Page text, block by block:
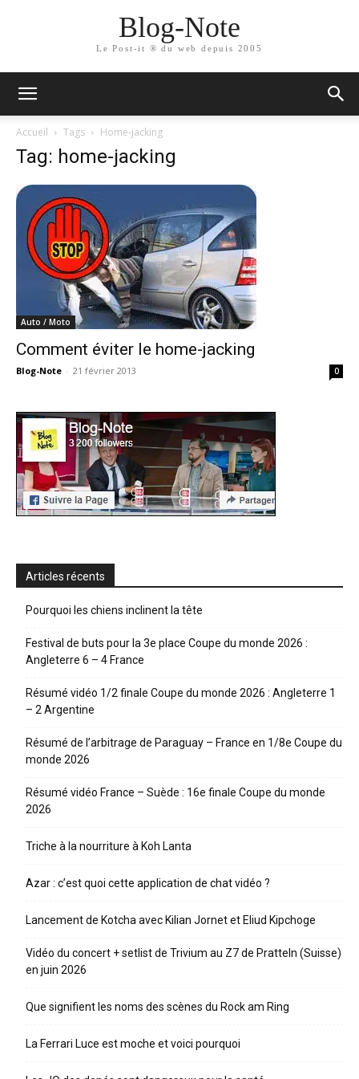
Blog-Note
Le Post-it ® du web depuis 2005
Accueil Tags Home-jacking
Tag: home-jacking
Auto / Moto
Comment éviter le home-jacking
Blog-Note - 21 février 2013 0
Articles récents
Pourquoi les chiens inclinent la tête
Festival de buts pour la 3e place Coupe du monde 2026 :
Angleterre 6 – 4 France
Résumé vidéo 1/2 finale Coupe du monde 2026 : Angleterre 1
– 2 Argentine
Résumé de l’arbitrage de Paraguay – France en 1/8e Coupe du
monde 2026
Résumé vidéo France – Suède : 16e finale Coupe du monde
2026
Triche à la nourriture à Koh Lanta
Azar : c’est quoi cette application de chat vidéo ?
Lancement de Kotcha avec Kilian Jornet et Eliud Kipchoge
Vidéo du concert + setlist de Trivium au Z7 de Pratteln (Suisse)
en juin 2026
Que signifient les noms des scènes du Rock am Ring
La Ferrari Luce est moche et voici pourquoi